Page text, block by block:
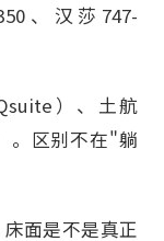
、汉莎747-
）、土航
。区别不在"躺
面是不是真正